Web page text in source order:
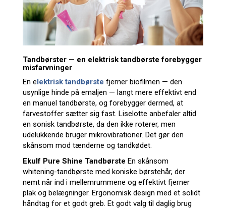
Tandbørster — en elektrisk tandbørste forebygger
misfarvninger
En elektrisk tandbørste fjerner biofilmen — den
usynlige hinde på emaljen — langt mere effektivt end
en manuel tandbørste, og forebygger dermed, at
farvestoffer sætter sig fast. Liselotte anbefaler altid
en sonisk tandbørste, da den ikke roterer, men
udelukkende bruger mikrovibrationer. Det gør den
skånsom mod tænderne og tandkødet.
Ekulf Pure Shine Tandbørste En skånsom
whitening-tandbørste med koniske børstehår, der
nemt når ind i mellemrummene og effektivt fjerner
plak og belægninger. Ergonomisk design med et solidt
håndtag for et godt greb. Et godt valg til daglig brug